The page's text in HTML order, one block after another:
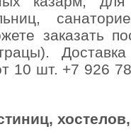
заказать
10 шт. +7 926